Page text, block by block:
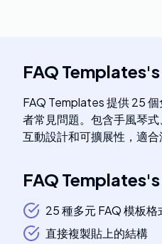
FAQ Templates's
FAQ Templates 提供 25
者常見問題。包含手風琴
互動設計和可擴展性，適合
FAQ Templates's
25 種多元 FAQ 模板格
直接複製貼上的結構